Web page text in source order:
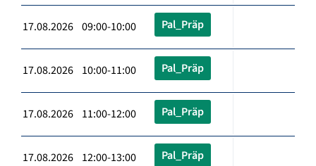
17.08.2026 09:00-10:00 Pal_Präp
17.08.2026 10:00-11:00 Pal_Präp
17.08.2026 11:00-12:00 Pal_Präp
17.08.2026 12:00-13:00 Pal_Präp